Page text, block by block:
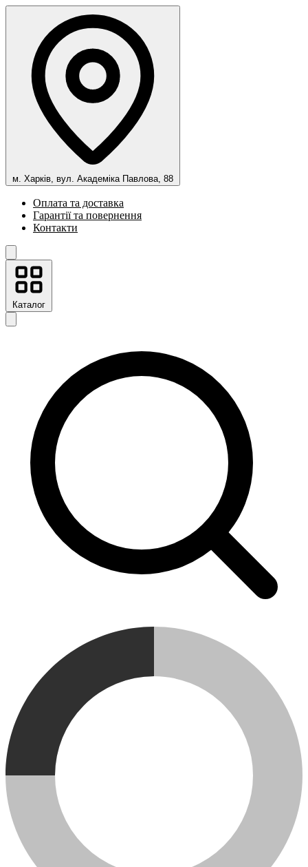
м. Харків, вул. Академіка Павлова, 88
Оплата та доставка
Гарантії та повернення
Контакти
Каталог